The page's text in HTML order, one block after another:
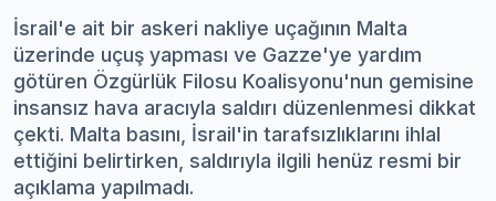
İsrail'e ait bir askeri nakliye uçağının Malta
üzerinde uçuş yapması ve Gazze'ye yardım
götüren Özgürlük Filosu Koalisyonu'nun gemisine
insansız hava aracıyla saldırı düzenlenmesi dikkat
çekti. Malta basını, İsrail'in tarafsızlıklarını ihlal
ettiğini belirtirken, saldırıyla ilgili henüz resmi bir
açıklama yapılmadı.